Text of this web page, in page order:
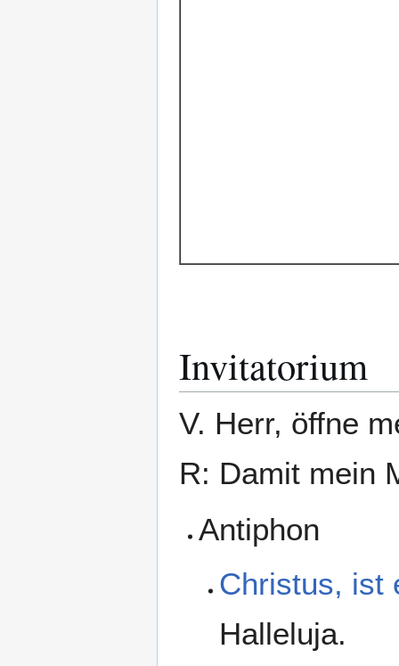
Invitatorium
V. Herr, öffne
R: Damit mein
Antiphon
Christus, ist
Halleluja.